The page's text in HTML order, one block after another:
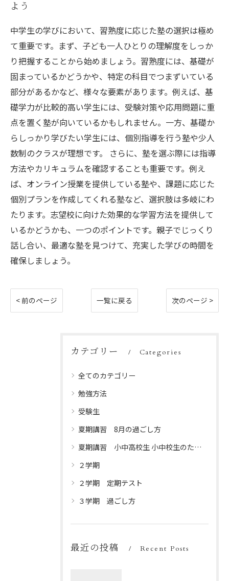
よう
中学生の学びにおいて、習熟度に応じた塾の選択は極め
て重要です。まず、子ども一人ひとりの理解度をしっか
り把握することから始めましょう。習熟度には、基礎が
固まっているかどうかや、特定の科目でつまずいている
部分があるかなど、様々な要素があります。例えば、基
礎学力が比較的高い学生には、受験対策や応用問題に重
点を置く塾が向いているかもしれません。一方、基礎か
らしっかり学びたい学生には、個別指導を行う塾や少人
数制のクラスが理想です。 さらに、塾を選ぶ際には指導
方法やカリキュラムを確認することも重要です。例え
ば、オンライン授業を提供している塾や、課題に応じた
個別プランを作成してくれる塾など、選択肢は多岐にわ
たります。志望校に向けた効果的な学習方法を提供して
いるかどうかも、一つのポイントです。親子でじっくり
話し合い、最適な塾を見つけて、充実した学びの時間を
確保しましょう。
< 前のページ 一覧に戻る 次のページ >
カテゴリー Categories
全てのカテゴリー
勉強方法
受験生
夏期講習 8月の過ごし方
夏期講習 小中高校生 小中校生のための夏休みプログラム
２学期
２学期 定期テスト
３学期 過ごし方
最近の投稿 Recent Posts